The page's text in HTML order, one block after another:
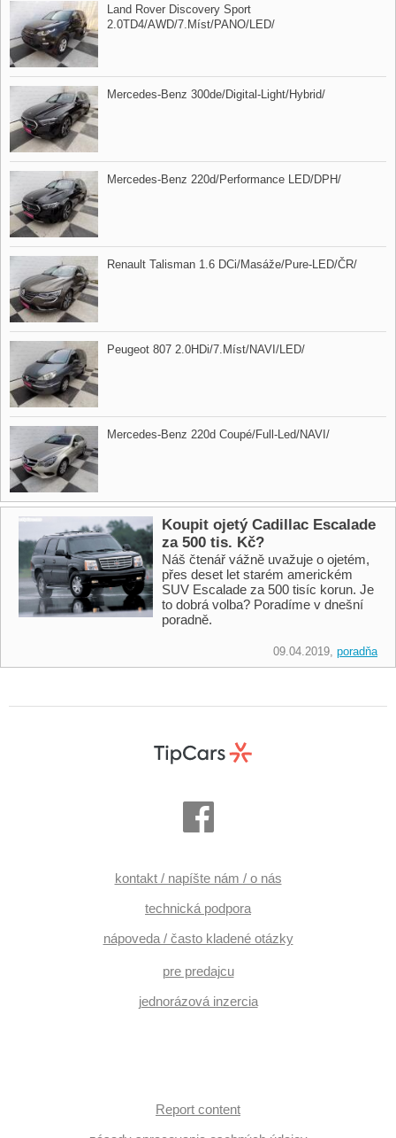
Land Rover Discovery Sport
2.0TD4/AWD/7.Míst/PANO/LED/
Mercedes​-Benz 300de/Digital​-Light/Hybrid/
Mercedes​-Benz 220d/Performance LED/DPH/
Renault Talisman 1.6 DCi/Masáže/Pure​-LED/ČR/
Peugeot 807 2.0HDi/7.Míst/NAVI/LED/
Mercedes​-Benz 220d Coupé/Full​-Led/NAVI/
Koupit ojetý Cadillac Escalade
za 500 tis. Kč?
Náš čtenář vážně uvažuje o ojetém,
přes deset let starém americkém
SUV Escalade za 500 tisíc korun. Je
to dobrá volba? Poradíme v dnešní
poradně.
09.04.2019, poradňa
kontakt / napíšte nám / o nás
technická podpora
nápoveda / často kladené otázky
pre predajcu
jednorázová inzercia
Report content